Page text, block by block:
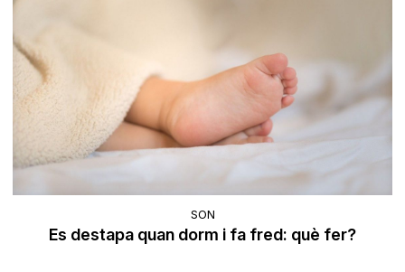
SON
Es destapa quan dorm i fa fred: què fer?